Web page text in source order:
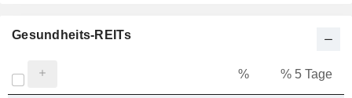
Gesundheits-REITs
% % 5 Tage